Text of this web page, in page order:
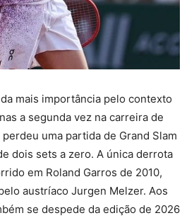
mais importância pelo contexto
a segunda vez na carreira de
uma partida de Grand Slam
dois sets a zero. A única derrota
em Roland Garros de 2010,
austríaco Jurgen Melzer. Aos
se despede da edição de 2026